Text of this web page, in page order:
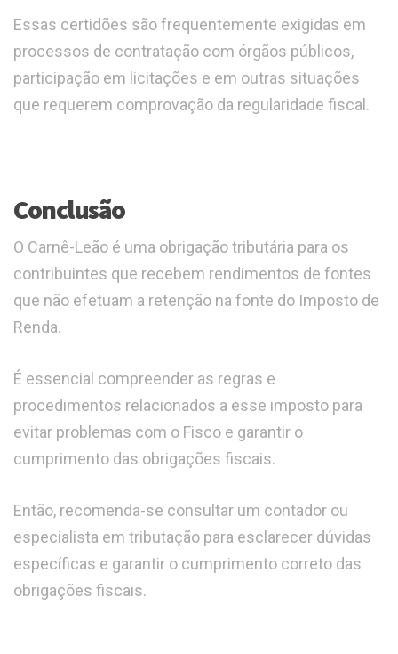
Essas certidões são frequentemente exigidas em
processos de contratação com órgãos públicos,
participação em licitações e em outras situações
que requerem comprovação da regularidade fiscal.
Conclusão
O Carnê-Leão é uma obrigação tributária para os
contribuintes que recebem rendimentos de fontes
que não efetuam a retenção na fonte do Imposto de
Renda.
É essencial compreender as regras e
procedimentos relacionados a esse imposto para
evitar problemas com o Fisco e garantir o
cumprimento das obrigações fiscais.
Então, recomenda-se consultar um contador ou
especialista em tributação para esclarecer dúvidas
específicas e garantir o cumprimento correto das
obrigações fiscais.